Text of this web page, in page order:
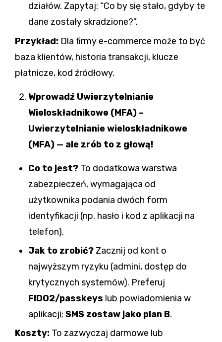
działów. Zapytaj: “Co by się stało, gdyby te
dane zostały skradzione?”.
Przykład: Dla firmy e-commerce może to być
baza klientów, historia transakcji, klucze
płatnicze, kod źródłowy.
Wprowadź Uwierzytelnianie
Wieloskładnikowe (MFA) –
Uwierzytelnianie wieloskładnikowe
(MFA) — ale zrób to z głową!
Co to jest? To dodatkowa warstwa
zabezpieczeń, wymagająca od
użytkownika podania dwóch form
identyfikacji (np. hasło i kod z aplikacji na
telefon).
Jak to zrobić? Zacznij od kont o
najwyższym ryzyku (admini, dostęp do
krytycznych systemów). Preferuj
FIDO2/passkeys lub powiadomienia w
aplikacji; SMS zostaw jako plan B.
Koszty: To zazwyczaj darmowe lub